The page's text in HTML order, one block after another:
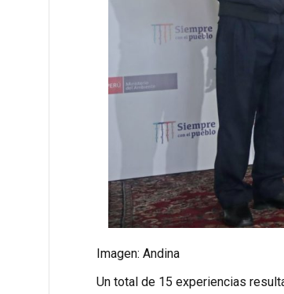
Imagen: Andina
Un total de 15 experiencias